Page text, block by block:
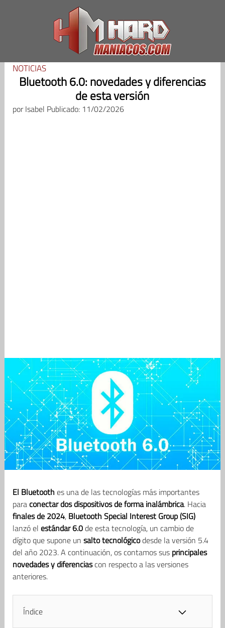
NOTICIAS
Bluetooth 6.0: novedades y diferencias
de esta versión
porIsabel Publicado: 11/02/2026
El Bluetooth es una de las tecnologías más importantes
paraconectar dos dispositivos de forma inalámbrica. Hacia
finales de 2024, Bluetooth Special Interest Group (SIG)
lanzó el estándar 6.0de esta tecnología, un cambio de
dígito que supone un salto tecnológicodesde la versión 5.4
del año 2023. A continuación, os contamos sus principales
novedades y diferenciascon respecto a las versiones
anteriores.
Índice